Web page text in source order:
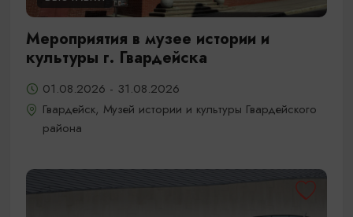
Мероприятия в музее истории и
культуры г. Гвардейска
01.08.2026 - 31.08.2026
Гвардейск, Музей истории и культуры Гвардейского
района